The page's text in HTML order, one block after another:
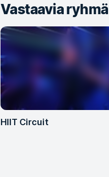
Vastaavia
HIIT Circuit